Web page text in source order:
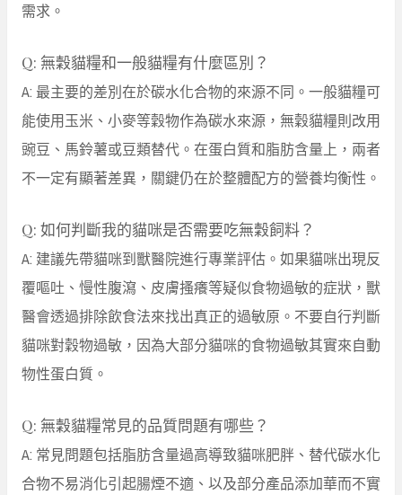
需求。
Q: 無穀貓糧和一般貓糧有什麼區別？
A: 最主要的差別在於碳水化合物的來源不同。一般貓糧可
能使用玉米、小麥等穀物作為碳水來源，無穀貓糧則改用
豌豆、馬鈴薯或豆類替代。在蛋白質和脂肪含量上，兩者
不一定有顯著差異，關鍵仍在於整體配方的營養均衡性。
Q: 如何判斷我的貓咪是否需要吃無穀飼料？
A: 建議先帶貓咪到獸醫院進行專業評估。如果貓咪出現反
覆嘔吐、慢性腹瀉、皮膚搔癢等疑似食物過敏的症狀，獸
醫會透過排除飲食法來找出真正的過敏原。不要自行判斷
貓咪對穀物過敏，因為大部分貓咪的食物過敏其實來自動
物性蛋白質。
Q: 無穀貓糧常見的品質問題有哪些？
A: 常見問題包括脂肪含量過高導致貓咪肥胖、替代碳水化
合物不易消化引起腸煙不適、以及部分產品添加華而不實